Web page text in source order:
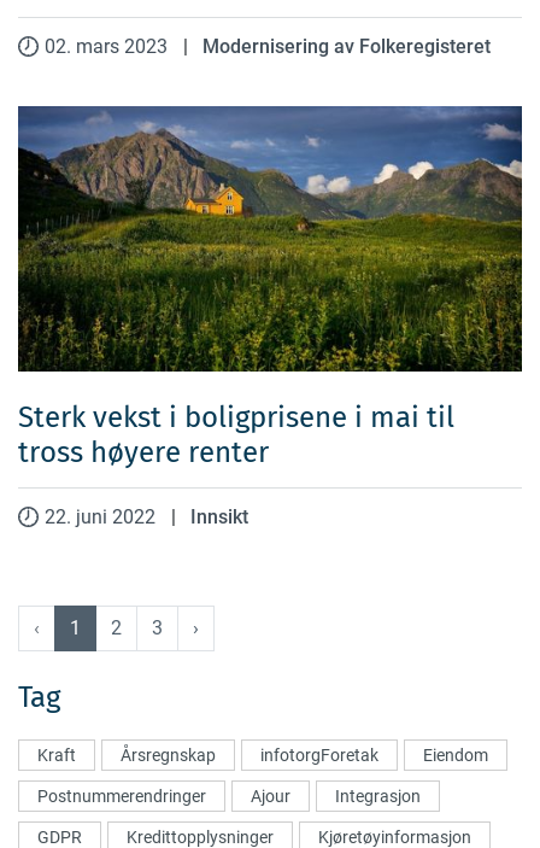
02. mars 2023 | Modernisering av Folkeregisteret
Sterk vekst i boligprisene i mai til
tross høyere renter
22. juni 2022 | Innsikt
‹ 1 2 3 ›
Tag
Kraft Årsregnskap infotorgForetak Eiendom
Postnummerendringer Ajour Integrasjon
GDPR Kredittopplysninger Kjøretøyinformasjon